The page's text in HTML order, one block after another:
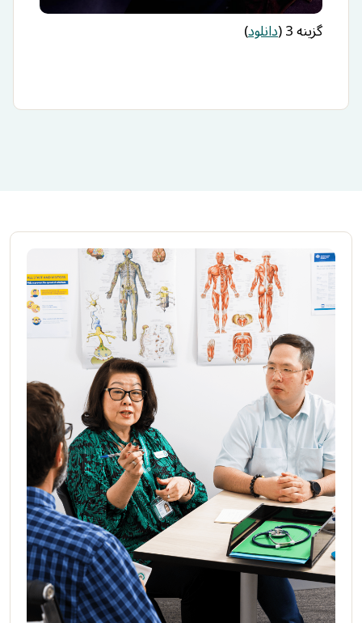
گزینه 3 ( دانلود)